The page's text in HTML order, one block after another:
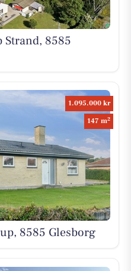
8585
1.095.000 kr
147 m2
8585 Glesborg